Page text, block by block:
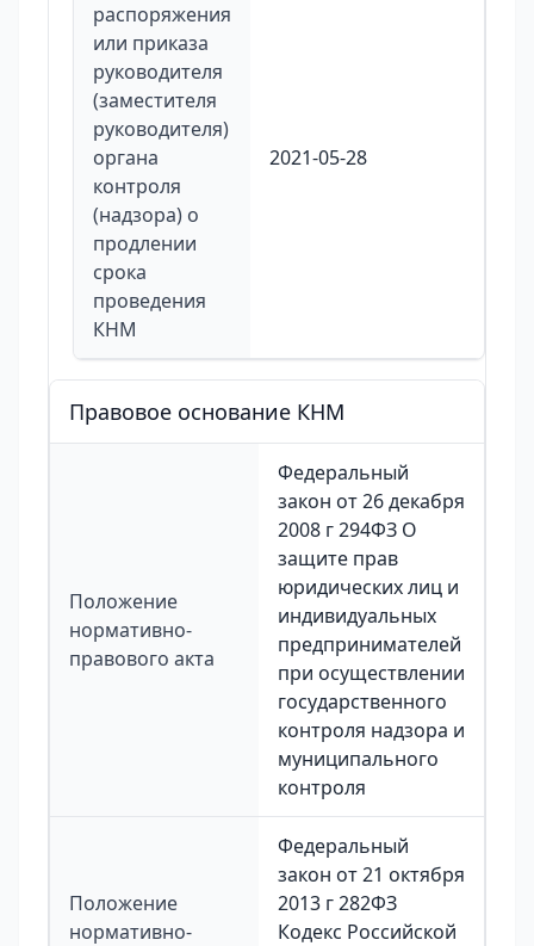
распоряжения
или приказа
руководителя
(заместителя
руководителя)
органа
контроля
(надзора) о
продлении
срока
проведения
КНМ
2021-05-28
Правовое основание КНМ
Положение
нормативно-
правового акта
Федеральный
закон от 26 декабря
2008 г 294ФЗ О
защите прав
юридических лиц и
индивидуальных
предпринимателей
при осуществлении
государственного
контроля надзора и
муниципального
контроля
Положение
нормативно-
Федеральный
закон от 21 октября
2013 г 282ФЗ
Кодекс Российской